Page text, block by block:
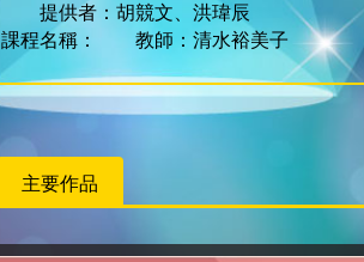
提供者：胡競文、洪瑋辰
課程名稱： 教師：清水裕美子
主要作品